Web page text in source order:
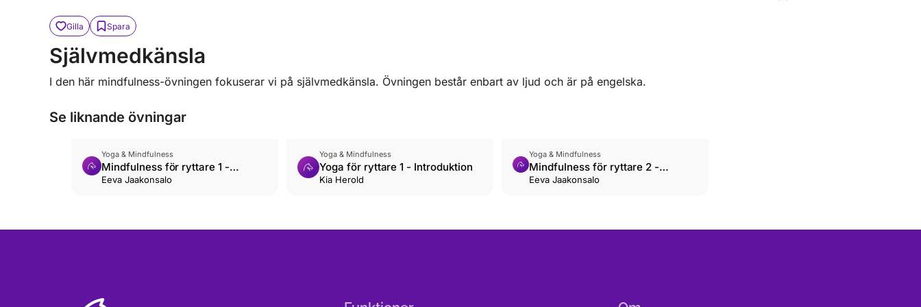
Gilla Spara
Självmedkänsla
I den här mindfulness-övningen fokuserar vi på självmedkänsla. Övningen består enbart av ljud och är på engelska.
Se liknande övningar
Yoga & Mindfulness
Mindfulness för ryttare 1 -
introduktion
Eeva Jaakonsalo
Yoga & Mindfulness
Yoga för ryttare 1 - Introduktion
Kia Herold
Yoga & Mindfulness
Mindfulness för ryttare 2 -
acceptera känslor
Eeva Jaakonsalo